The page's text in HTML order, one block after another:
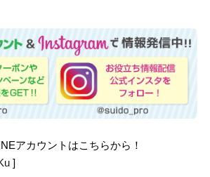
アカウントはこちらから！
]